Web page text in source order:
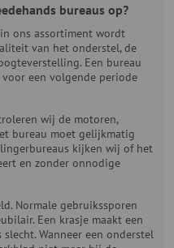
bureaus op?
ons assortiment wordt
van het onderstel, de
Een bureau
een volgende periode
wij de motoren,
bureau moet gelijkmatig
kijken wij of het
en zonder onnodige
Normale gebruikssporen
Een krasje maakt een
Wanneer een onderstel